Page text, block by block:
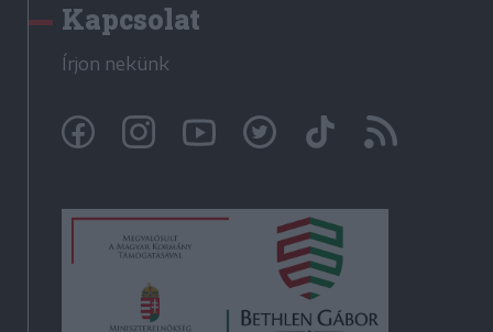
Kapcsolat
Írjon nekünk